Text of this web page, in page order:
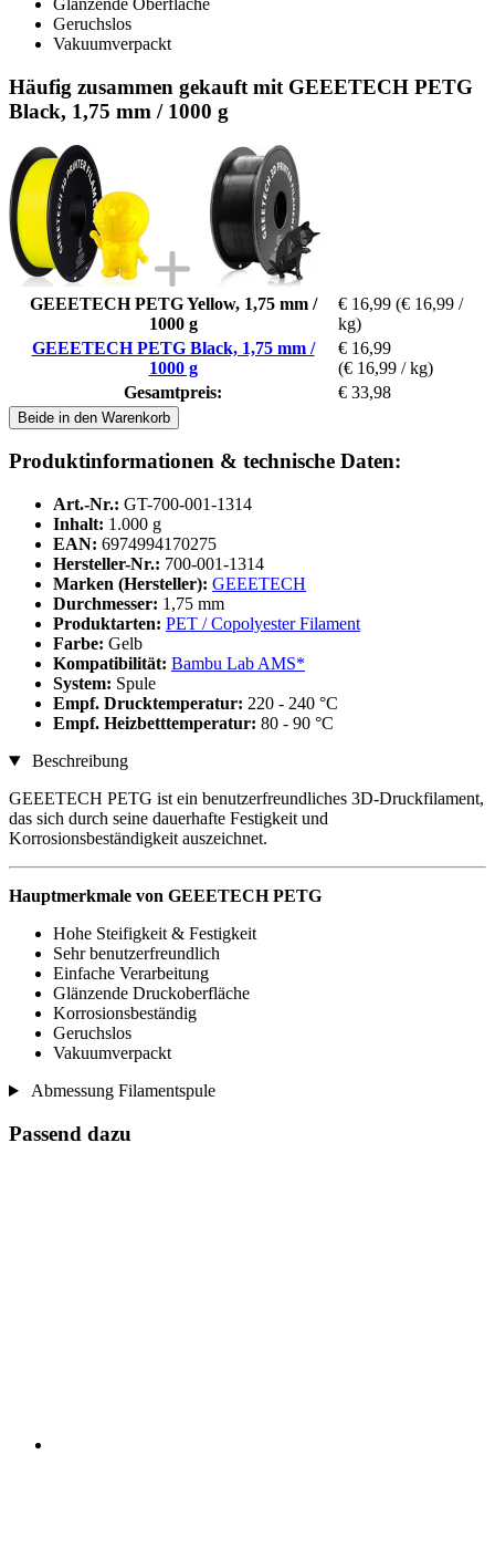
Glänzende Oberfläche
Geruchslos
Vakuumverpackt
Häufig zusammen gekauft mit GEEETECH PETG
Black, 1,75 mm / 1000 g
GEEETECH PETG Yellow, 1,75 mm /
1000 g
€ 16,99 (€ 16,99 /
kg)
GEEETECH PETG Black, 1,75 mm /
1000 g
€ 16,99
(€ 16,99 / kg)
Gesamtpreis:
€ 33,98
Beide in den Warenkorb
Produktinformationen & technische Daten:
Art.-Nr.: GT-700-001-1314
Inhalt: 1.000 g
EAN: 6974994170275
Hersteller-Nr.: 700-001-1314
Marken (Hersteller): GEEETECH
Durchmesser: 1,75 mm
Produktarten: PET / Copolyester Filament
Farbe: Gelb
Kompatibilität: Bambu Lab AMS*
System: Spule
Empf. Drucktemperatur: 220 - 240 °C
Empf. Heizbetttemperatur: 80 - 90 °C
Beschreibung
GEEETECH PETG ist ein benutzerfreundliches 3D-Druckfilament,
das sich durch seine dauerhafte Festigkeit und
Korrosionsbeständigkeit auszeichnet.
Hauptmerkmale von GEEETECH PETG
Hohe Steifigkeit & Festigkeit
Sehr benutzerfreundlich
Einfache Verarbeitung
Glänzende Druckoberfläche
Korrosionsbeständig
Geruchslos
Vakuumverpackt
Abmessung Filamentspule
Passend dazu